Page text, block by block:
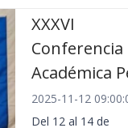
XXXVI
Conferencia
Académica
2025-11-12
Del 12 al 14 de